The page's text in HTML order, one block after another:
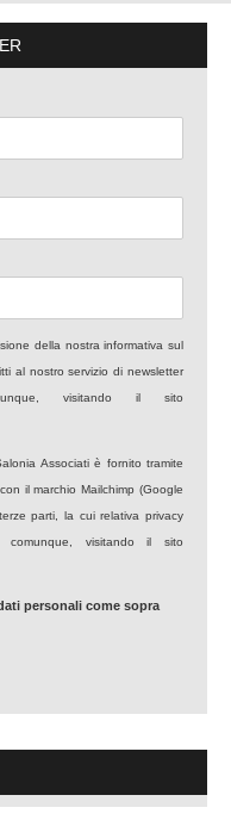
della nostra informativa sul
al nostro servizio di newsletter
visitando il sito
Associati è fornito tramite
il marchio Mailchimp (Google
parti, la cui relativa privacy
comunque, visitando il sito
personali come sopra